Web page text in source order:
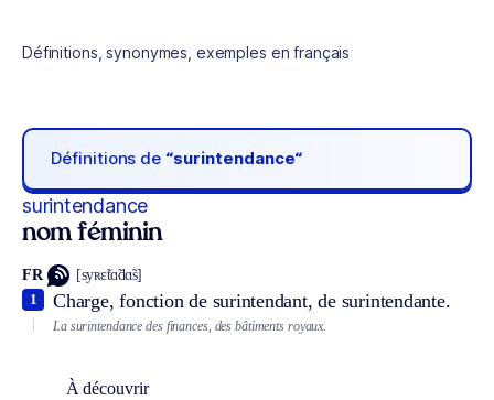
Définitions, synonymes, exemples en français
Définitions de “surintendance“
surintendance
nom féminin
FR [syʀɛ̃tɑ̃dɑ̃s]
Charge, fonction de surintendant, de surintendante.
1
La surintendance des finances, des bâtiments royaux.
À découvrir